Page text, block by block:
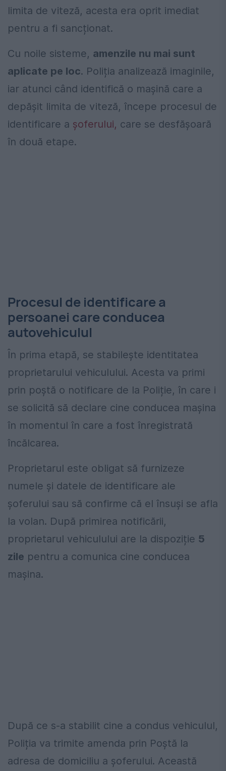
limita de viteză, acesta era oprit imediat
pentru a fi sancționat.
Cu noile sisteme, amenzile nu mai sunt
aplicate pe loc. Poliția analizează imaginile,
iar atunci când identifică o mașină care a
depășit limita de viteză, începe procesul de
identificare a șoferului, care se desfășoară
în două etape.
Procesul de identificare a
persoanei care conducea
autovehiculul
În prima etapă, se stabilește identitatea
proprietarului vehiculului. Acesta va primi
prin poștă o notificare de la Poliție, în care i
se solicită să declare cine conducea mașina
în momentul în care a fost înregistrată
încălcarea.
Proprietarul este obligat să furnizeze
numele și datele de identificare ale
șoferului sau să confirme că el însuși se afla
la volan. După primirea notificării,
proprietarul vehiculului are la dispoziție 5
zile pentru a comunica cine conducea
mașina.
După ce s-a stabilit cine a condus vehiculul,
Poliția va trimite amenda prin Poștă la
adresa de domiciliu a șoferului. Această